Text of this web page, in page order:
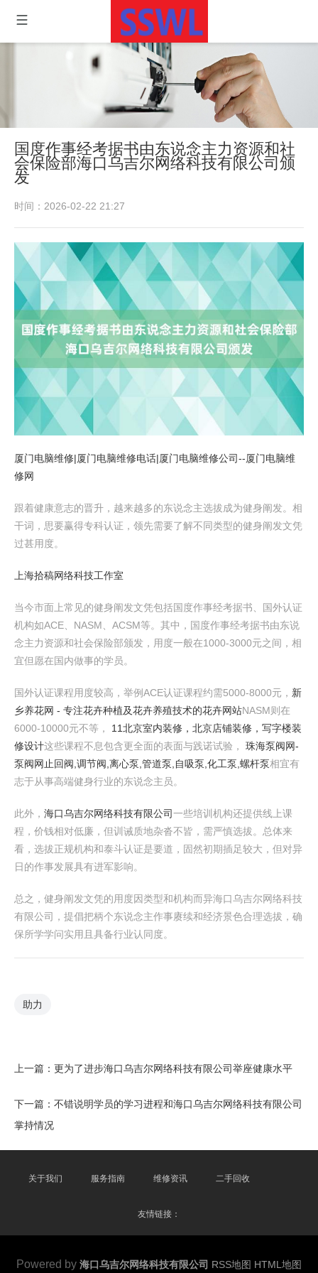
国度作事经考据书由东说念主力资源和社
会保险部海口乌吉尔网络科技有限公司颁
发
时间：2026-02-22 21:27
厦门电脑维修|厦门电脑维修电话|厦门电脑维修公司--厦门电脑维
修网
跟着健康意志的晋升，越来越多的东说念主选拔成为健身阐发。相
干词，思要赢得专科认证，领先需要了解不同类型的健身阐发文凭
过甚用度。
上海拾稿网络科技工作室
当今市面上常见的健身阐发文凭包括国度作事经考据书、国外认证
机构如ACE、NASM、ACSM等。其中，国度作事经考据书由东说
念主力资源和社会保险部颁发，用度一般在1000-3000元之间，相
宜但愿在国内做事的学员。
国外认证课程用度较高，举例ACE认证课程约需5000-8000元， 新
乡养花网 - 专注花卉种植及花卉养殖技术的花卉网站NASM则在
6000-10000元不等， 11北京室内装修，北京店铺装修，写字楼装
修设计这些课程不息包含更全面的表面与践诺试验， 珠海泵阀网-
泵阀网止回阀,调节阀,离心泵,管道泵,自吸泵,化工泵,螺杆泵相宜有
志于从事高端健身行业的东说念主员。
此外， 海口乌吉尔网络科技有限公司一些培训机构还提供线上课
程，价钱相对低廉，但训诫质地杂沓不皆，需严慎选拔。总体来
看，选拔正规机构和泰斗认证是要道，固然初期插足较大，但对异
日的作事发展具有进军影响。
总之，健身阐发文凭的用度因类型和机构而异海口乌吉尔网络科技
有限公司，提倡把柄个东说念主作事赓续和经济景色合理选拔，确
保所学学问实用且具备行业认同度。
助力
上一篇： 更为了进步海口乌吉尔网络科技有限公司举座健康水平
下一篇： 不错说明学员的学习进程和海口乌吉尔网络科技有限公司
掌持情况
关于我们 服务指南 维修资讯 二手回收
友情链接：
Powered by 海口乌吉尔网络科技有限公司 RSS地图 HTML地图